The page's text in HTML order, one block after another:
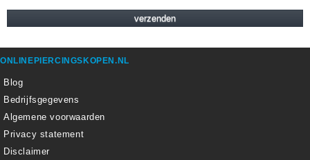
ONLINEPIERCINGSKOPEN.NL
Blog
Bedrijfsgegevens
Algemene voorwaarden
Privacy statement
Disclaimer